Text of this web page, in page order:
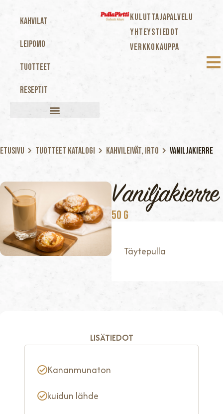
Kahvilat
Leipomo
Tuotteet
Reseptit
KULUTTAJAPALVELU
YHTEYSTIEDOT
VERKKOKAUPPA
Etusivu Tuotteet katalogi Kahvileivät, Irto Vaniljakierre
Vaniljakierre
50 G
Täytepulla
LISÄTIEDOT
Kananmunaton
kuidun lähde